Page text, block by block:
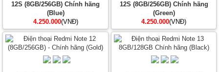
12S (8GB/256GB) Chính hãng
(Blue)
4.250.000(VNĐ)
12S (8GB/256GB) Chính hãng
(Green)
4.250.000(VNĐ)